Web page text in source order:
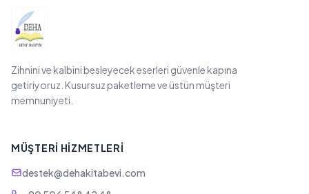
Zihnini ve kalbini besleyecek eserleri güvenle kapına
getiriyoruz. Kusursuz paketleme ve üstün müşteri
memnuniyeti.
MÜŞTERI HIZMETLERI
destek@dehakitabevi.com